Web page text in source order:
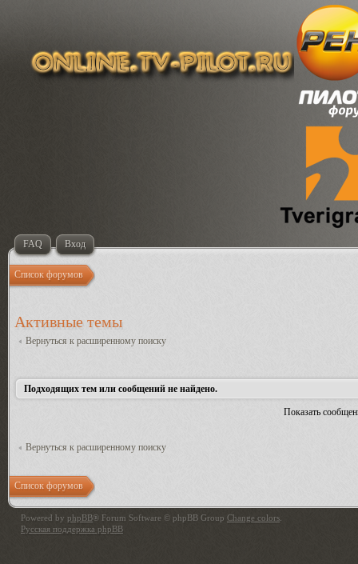
FAQ Вход
Список форумов
Активные темы
Вернуться к расширенному поиску
Подходящих тем или сообщений не найдено.
Показать
Вернуться к расширенному поиску
Список форумов
Powered by phpBB® Forum Software © phpBB Group Change colors
Русская поддержка phpBB